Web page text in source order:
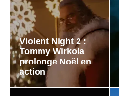
Violent Night 2 :
Tommy Wirkola
prolonge Noël en
action